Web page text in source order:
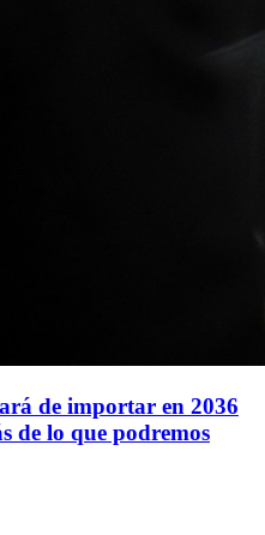
de importar en 2036
de lo que podremos